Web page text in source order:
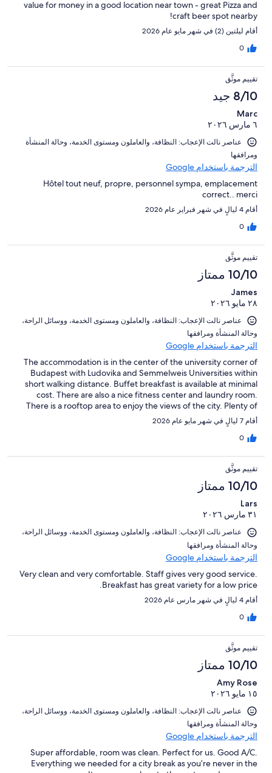
value for money in a good location near town - great Pizza and
craft beer spot nearby!
أقام ليلتين (2) في شهر مايو عام 2026
0
تقييم موثَّق
8/10 جيد
Marc
٦ مارس ٢٠٢٦
عناصر نالت الإعجاب: ⁦النظافة⁩، و⁦العاملون ومستوى الخدمة⁩، و⁦حالة المنشأة
ومرافقها⁩
الترجمة باستخدام Google
Hôtel tout neuf, propre, personnel sympa, emplacement
correct.. merci
أقام 4 ليالٍ في شهر فبراير عام 2026
0
تقييم موثَّق
10/10 ممتاز
James
٢٨ مايو ٢٠٢٦
عناصر نالت الإعجاب: ⁦النظافة⁩، و⁦العاملون ومستوى الخدمة⁩، و⁦وسائل الراحة⁩،
و⁦حالة المنشأة ومرافقها⁩
الترجمة باستخدام Google
The accommodation is in the center of the university corner of
Budapest with Ludovika and Semmelweis Universities within
short walking distance. Buffet breakfast is available at minimal
cost. There are also a nice fitness center and laundry room.
There is a rooftop area to enjoy the views of the city. Plenty of
restaurants and shops are minutes away, as is the M3 train stop.
A very clean and comfortable place to stay. Rooms are
comfortable.
أقام 7 ليالٍ في شهر مايو عام 2026
0
تقييم موثَّق
10/10 ممتاز
Lars
٣١ مارس ٢٠٢٦
عناصر نالت الإعجاب: ⁦النظافة⁩، و⁦العاملون ومستوى الخدمة⁩، و⁦وسائل الراحة⁩،
و⁦حالة المنشأة ومرافقها⁩
الترجمة باستخدام Google
Very clean and very comfortable. Staff gives very good service.
Breakfast has great variety for a low price.
أقام 4 ليالٍ في شهر مارس عام 2026
0
تقييم موثَّق
10/10 ممتاز
Amy Rose
١٥ مايو ٢٠٢٦
عناصر نالت الإعجاب: ⁦النظافة⁩، و⁦العاملون ومستوى الخدمة⁩، و⁦وسائل الراحة⁩،
و⁦حالة المنشأة ومرافقها⁩
الترجمة باستخدام Google
Super affordable, room was clean. Perfect for us. Good A/C.
Everything we needed for a city break as you’re never in the